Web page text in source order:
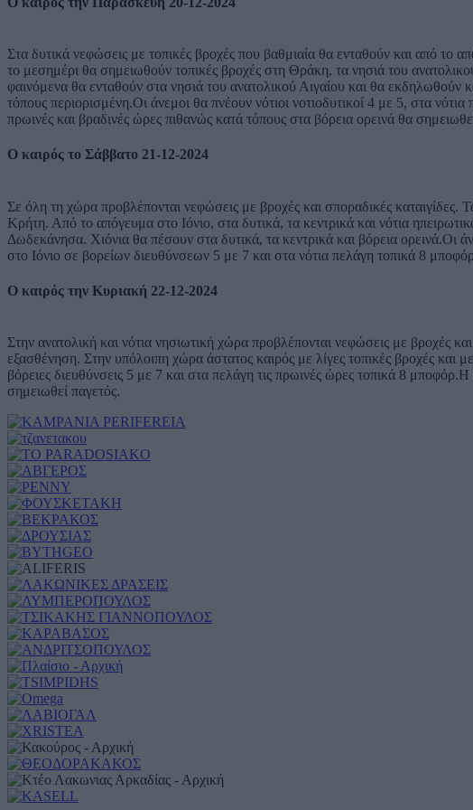
Στα δυτικά νεφώσεις με τοπικές βροχές που βαθμιαία θα ενταθούν και από το
το μεσημέρι θα σημειωθούν τοπικές βροχές στη Θράκη, τα νησιά του
φαινόμενα θα ενταθούν στα νησιά του ανατολικού Αιγαίου και θα εκδηλωθούν
τόπους περιορισμένη.Οι άνεμοι θα πνέουν νότιοι νοτιοδυτικοί 4 με 5, στα
πρωινές και βραδινές ώρες πιθανώς κατά τόπους στα βόρεια ορεινά θα
Ο καιρός το Σάββατο 21-12-2024
Σε όλη τη χώρα προβλέπονται νεφώσεις με βροχές και σποραδικές καταιγίδες.
Κρήτη. Από το απόγευμα στο Ιόνιο, στα δυτικά, τα κεντρικά και νότια
Δωδεκάνησα. Χιόνια θα πέσουν στα δυτικά, τα κεντρικά και βόρεια ορεινά.Οι
στο Ιόνιο σε βορείων διευθύνσεων 5 με 7 και στα νότια πελάγη τοπικά 8
Ο καιρός την Κυριακή 22-12-2024
Στην ανατολική και νότια νησιωτική χώρα προβλέπονται νεφώσεις με βροχές
εξασθένηση. Στην υπόλοιπη χώρα άστατος καιρός με λίγες τοπικές βροχές και
βόρειες διευθύνσεις 5 με 7 και στα πελάγη τις πρωινές ώρες τοπικά 8
σημειωθεί παγετός.